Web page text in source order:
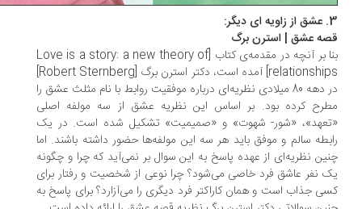
عشق | استرن برگ
بنا بر آنچه در مقدمه‌ی کتاب [Love is a story: a new theory of
relationships] آمده است، دکتر استرن برگ [Robert Sternberg]
در دهه 80 میلادی نظریه‌ای درباره موفقیت روابط با نام مثلث عشق را
کرده بود. بر اساس این نظریه عشق از سه مولفه اصلی
«شور- شهوت» و «صمیمیت» تشکیل شده است. در یک
سالم و موفق باید هر سه این مولفه‌ها حضور داشته باشند. اما
نظریه‌ای از عهده پاسخ به این سوال بر نمی‌آید که چرا و چگونه
نفر عاشق فرد خاصی می‌شود؟ چرا نوعی از شخصیت و رفتار برای
جذاب است و همان کاراکتر فرد دیگری را می‌آزارد؟ برای پاسخ به